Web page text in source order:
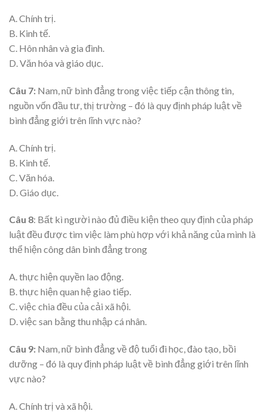
A. Chính trị.
B. Kinh tế.
C. Hôn nhân và gia đình.
D. Văn hóa và giáo dục.
Câu 7: Nam, nữ bình đẳng trong việc tiếp cận thông tin,
nguồn vốn đầu tư, thị trường – đó là quy định pháp luật về
bình đẳng giới trên lĩnh vực nào?
A. Chính trị.
B. Kinh tế.
C. Văn hóa.
D. Giáo dục.
Câu 8: Bất kì người nào đủ điều kiện theo quy định của pháp
luật đều được tìm việc làm phù hợp với khả năng của mình là
thể hiện công dân bình đẳng trong
A. thực hiện quyền lao động.
B. thực hiện quan hệ giao tiếp.
C. việc chia đều của cải xã hội.
D. việc san bằng thu nhập cá nhân.
Câu 9: Nam, nữ bình đẳng về độ tuổi đi học, đào tạo, bồi
dưỡng – đó là quy định pháp luật về bình đẳng giới trên lĩnh
vực nào?
A. Chính trị và xã hội.